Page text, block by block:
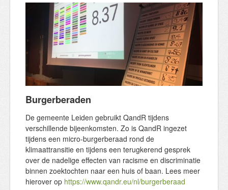
Burgerberaden
De gemeente Leiden gebruikt QandR tijdens
verschillende bijeenkomsten. Zo is QandR ingezet
tijdens een micro-burgerberaad rond de
klimaattransitie en tijdens een terugkerend gesprek
over de nadelige effecten van racisme en discriminatie
binnen zoektochten naar een huis of baan. Lees meer
hierover op https://www.qandr.eu/nl/burgerberaad